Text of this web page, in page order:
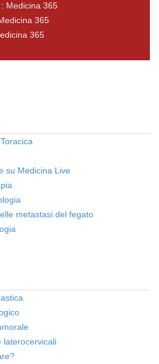
Medicina 365
365
365
su Medicina Live
metastasi del fegato
laterocervicali